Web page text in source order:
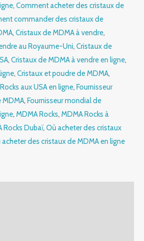
, Comment acheter des cristaux de
commander des cristaux de
, Cristaux de MDMA à vendre,
au Royaume-Uni, Cristaux de
, Cristaux de MDMA à vendre en ligne,
, Cristaux et poudre de MDMA,
aux USA en ligne, Fournisseur
MDMA, Fournisseur mondial de
, MDMA Rocks, MDMA Rocks à
Rocks Dubaï, Où acheter des cristaux
acheter des cristaux de MDMA en ligne